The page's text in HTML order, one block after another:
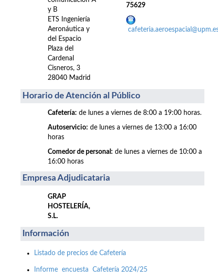
y B
ETS Ingeniería
Aeronáutica y
del Espacio
Plaza del
Cardenal
Cisneros, 3
28040 Madrid
75629
Horario de Atención al Público
Cafetería: de lunes a viernes de 8:00 a 19:00 horas.
Autoservicio: de lunes a viernes de 13:00 a 16:00
horas
Comedor de personal: de lunes a viernes de 10:00 a
16:00 horas
Empresa Adjudicataria
GRAP
HOSTELERÍA,
S.L.
Información
Listado de precios de Cafetería
Informe encuesta Cafetería 2024/25